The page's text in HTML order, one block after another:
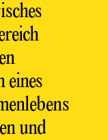
eines
und